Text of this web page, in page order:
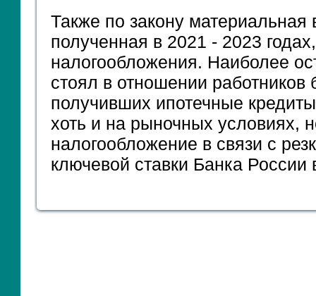
Также по закону материальная
полученная в 2021 - 2023
налогообложения. Наиболее
стоял в отношении работников
получивших ипотечные
хоть и на рыночных условиях,
налогообложение в связи с
ключевой ставки Банка России